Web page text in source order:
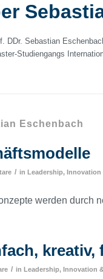
DDr. Sebastian
Studiengangs
Eschenbach
/ in Leadership,
werden durch
kreativ,
/ in Leadership, Innovation